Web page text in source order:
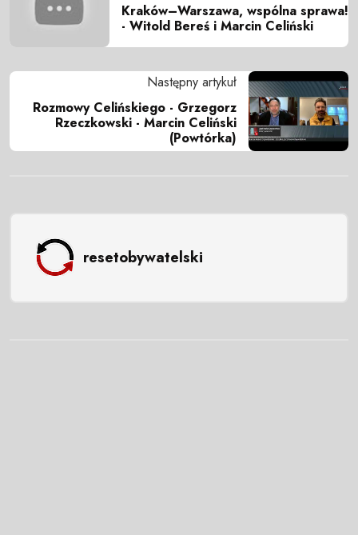
Kraków–Warszawa, wspólna sprawa!
- Witold Bereś i Marcin Celiński
Następny artykuł
Rozmowy Celińskiego - Grzegorz
Rzeczkowski - Marcin Celiński
(Powtórka)
resetobywatelski